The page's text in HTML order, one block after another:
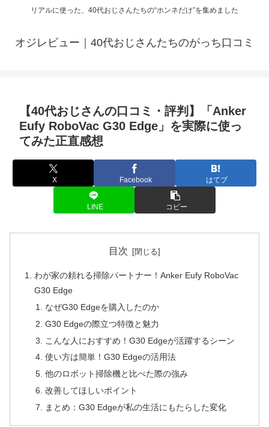
リアルに使った、40代おじさんたちの“ホンネだけ”を集めました
オジレビュー｜40代おじさんたちのがっち口コミ
【40代おじさんの口コミ・評判】「Anker
Eufy RoboVac G30 Edge」を実際に使っ
てみた正直感想
X Facebook はてブ
LINE コピー
目次
わが家の頼れる掃除パートナー！Anker Eufy RoboVac
G30 Edge
なぜG30 Edgeを購入したのか
G30 Edgeの際立つ特徴と魅力
こんな人におすすめ！G30 Edgeが活躍するシーン
使い方は簡単！G30 Edgeの活用法
他のロボット掃除機と比べた際の強み
改善してほしいポイント
まとめ：G30 Edgeが私の生活にもたらした変化